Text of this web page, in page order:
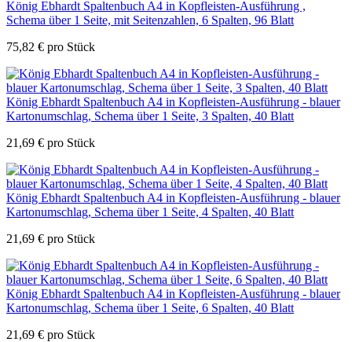
König Ebhardt Spaltenbuch A4 in Kopfleisten-Ausführung ,
Schema über 1 Seite, mit Seitenzahlen, 6 Spalten, 96 Blatt
75,82 € pro Stück
König Ebhardt Spaltenbuch A4 in Kopfleisten-Ausführung - blauer
Kartonumschlag, Schema über 1 Seite, 3 Spalten, 40 Blatt
21,69 € pro Stück
König Ebhardt Spaltenbuch A4 in Kopfleisten-Ausführung - blauer
Kartonumschlag, Schema über 1 Seite, 4 Spalten, 40 Blatt
21,69 € pro Stück
König Ebhardt Spaltenbuch A4 in Kopfleisten-Ausführung - blauer
Kartonumschlag, Schema über 1 Seite, 6 Spalten, 40 Blatt
21,69 € pro Stück